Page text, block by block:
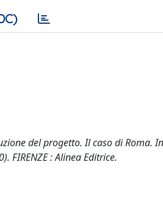
del progetto. Il caso di Roma.
FIRENZE : Alinea Editrice.